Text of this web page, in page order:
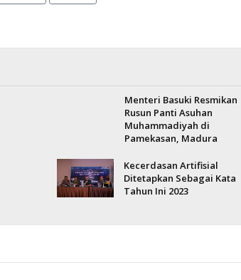
Menteri Basuki Resmikan
Rusun Panti Asuhan
Muhammadiyah di
Pamekasan, Madura
Kecerdasan Artifisial
Ditetapkan Sebagai Kata
Tahun Ini 2023